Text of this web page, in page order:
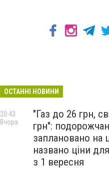
ОСТАННІ НОВИНИ
"Газ до 26 грн,
грн":
заплановано на
названо ціни
з 1 вересня
20:43
Вчора